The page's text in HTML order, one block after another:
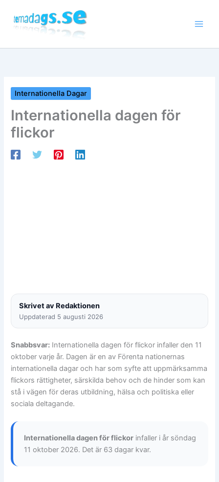
innehåll
Internationella Dagar
Internationella dagen för
flickor
Skrivet av Redaktionen
Uppdaterad 5 augusti 2026
Snabbsvar: Internationella dagen för flickor infaller den 11
oktober varje år. Dagen är en av Förenta nationernas
internationella dagar och har som syfte att uppmärksamma
flickors rättigheter, särskilda behov och de hinder som kan
stå i vägen för deras utbildning, hälsa och politiska eller
sociala deltagande.
Internationella dagen för flickor infaller i år söndag
11 oktober 2026. Det är 63 dagar kvar.